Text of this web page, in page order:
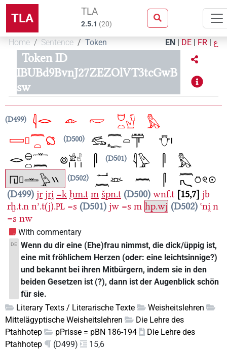
TLA TLA
2.5.1 (20)
Home Sentence Token EN | DE | FR | ع
Token ID
IBUBd9BvnJ27ZEZOlVT3tcGwB
sw
D499
D500
D501
D502
D499 jr jri̯ =k ḥm.t m špn.t D500 wnf.t 15,7 jb
rḫ.t.n nʾ.t(j).PL =s D501 jw =s m hp.wj D502 ꜥni̯ n
=s nw
With commentary
DE Wenn du dir eine (Ehe)frau nimmst, die dick/üppig ist,
eine mit fröhlichem Herzen (oder: eine leichtsinnige?)
und bekannt bei ihren Mitbürgern, indem sie in den
beiden Gesetzen ist (?), dann ist der Augenblick schön
für sie.
Literary Texts / Literarische Texte
Weisheitslehren
Mittelägyptische Weisheitslehren
Die Lehre des
Ptahhotep
pPrisse = pBN 186-194
Die Lehre des
Ptahhotep
(D499)
15,6